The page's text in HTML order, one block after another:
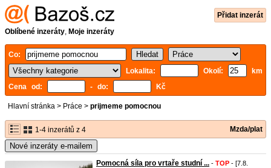
Přidat inzerát
Oblíbené inzeráty, Moje inzeráty
Co:
Lokalita:
Okolí:
km
Cena od:
- do: Kč
Hlavní stránka > Práce > prijmeme pomocnou
1-4 inzerátů z 4 Mzda/plat
Nové inzeráty e-mailem
Pomocná síla pro vrtaře studní ... - TOP - [7.8.